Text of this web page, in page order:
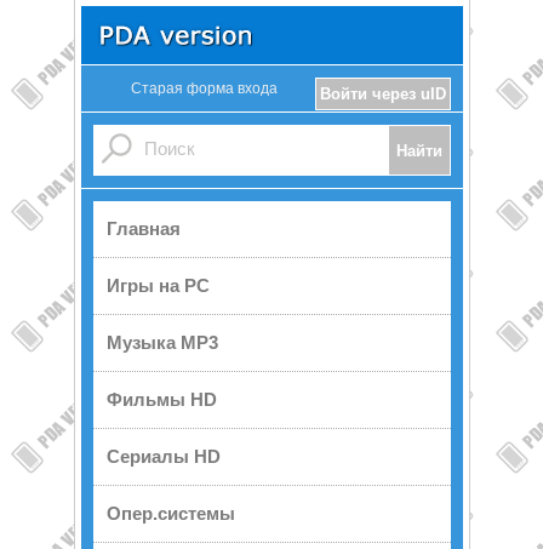
Войти через uID
Старая форма входа
Главная
Игры на PC
Музыка MP3
Фильмы HD
Сериалы HD
Опер.системы